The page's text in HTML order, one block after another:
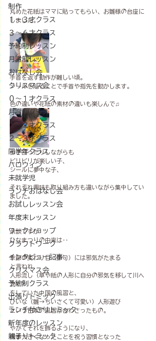
制作
１〜３才クラス
３〜６才クラス
予約制レッスン
月謝制レッスン
おはなし会
クリスマス会
０～１才クラス
月謝制クラス
１～２才クラス
２～３才クラス
同学年クラス
ハロウィン
未就学児
ランチおはなし会
お試しレッスン会
年度末レッスン
ワークショップ
クラフトワーク
インタビュー記事
クリスマス会
予約制クラス
出張リトミック
ランチ付きリトミック
新年度のレッスン
親子リトミック
丸めた花紙はママに貼ってもらい、お雛様の台座に
しました。
手首を返す動作が難しい頃。
シールを貼ることで手首や指先を動かします。
色の違いや花紙の素材の違いも楽しんで♫
歩き回ったりしながらも
ビリビリが楽しい子、
シールに夢中な子、
それぞれ興味も取り組み方も違いながら集中してい
ました。
余談ですが
ひなまつりの由来は‥
季節の変わり目（節句）には邪気がたまる
と言われ、
人形流し（草や紙の人形に自分の邪気を移して川へ
流す）
をしていた中国の風習と、
ひいな（雛→ちいさくて可愛い）人形遊び
という日本の風習が合わさったもの。
やがてそれを飾るようになり、
無事大きくなったことを祝う習慣となった